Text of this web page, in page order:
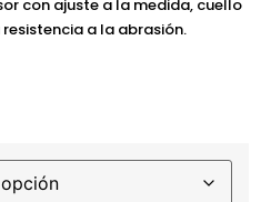
con ajuste a la medida, cuello
a la abrasión.